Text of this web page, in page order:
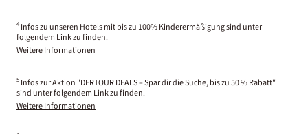
4 Infos zu unseren Hotels mit bis zu 100% Kinderermäßigung sind unter
folgendem Link zu finden.
Weitere Informationen
5 Infos zur Aktion "DERTOUR DEALS – Spar dir die Suche, bis zu 50 % Rabatt"
sind unter folgendem Link zu finden.
Weitere Informationen